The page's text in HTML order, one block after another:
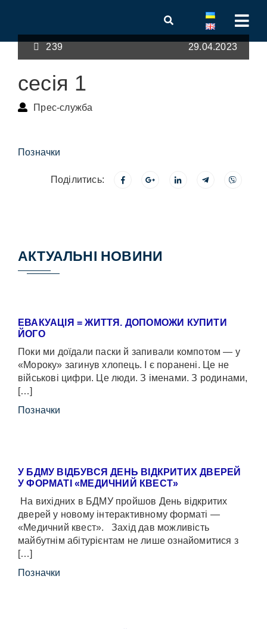
239 29.04.2023
сесія 1
Прес-служба
Позначки
Поділитись:
АКТУАЛЬНІ НОВИНИ
ЕВАКУАЦІЯ = ЖИТТЯ. ДОПОМОЖИ КУПИТИ
ЙОГО
Поки ми доїдали паски й запивали компотом — у
«Мороку» загинув хлопець. І є поранені. Це не
військові цифри. Це люди. З іменами. З родинами,
[…]
Позначки
У БДМУ ВІДБУВСЯ ДЕНЬ ВІДКРИТИХ ДВЕРЕЙ
У ФОРМАТІ «МЕДИЧНИЙ КВЕСТ»
На вихідних в БДМУ пройшов День відкритих
дверей у новому інтерактивному форматі —
«Медичний квест». Захід дав можливість
майбутнім абітурієнтам не лише ознайомитися з
[…]
Позначки